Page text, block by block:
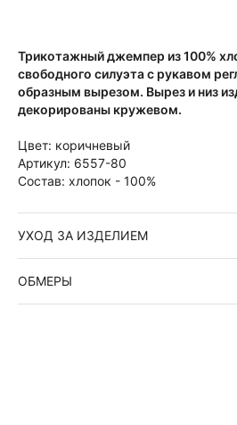
Трикотажный джемпер из 100%
свободного силуэта с рукавом
образным вырезом. Вырез и низ
декорированы кружевом.
Цвет: коричневый
Артикул: 6557-80
Состав: хлопок - 100%
УХОД ЗА ИЗДЕЛИЕМ
ОБМЕРЫ